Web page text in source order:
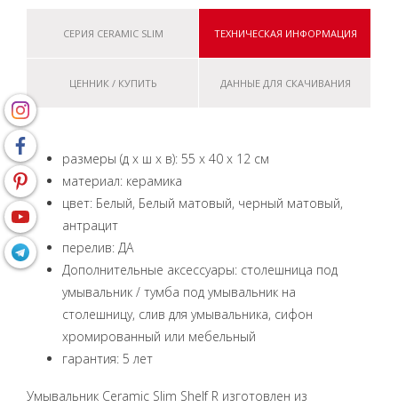
СЕРИЯ CERAMIC SLIM ТЕХНИЧЕСКАЯ ИНФОРМАЦИЯ
ЦЕННИК / КУПИТЬ ДАННЫЕ ДЛЯ СКАЧИВАНИЯ
размеры (д x ш x в): 55 x 40 x 12 см
материал: керамика
цвет: Белый, Белый матовый, черный матовый,
антрацит
перелив: ДА
Дополнительные аксессуары: столешница под
умывальник / тумба под умывальник на
столешницу, слив для умывальника, сифон
хромированный или мебельный
гарантия: 5 лет
Умывальник Ceramic Slim Shelf R изготовлен из